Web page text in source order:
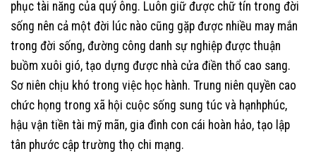
phục tài năng của quý ông. Luôn giữ được chữ tín trong đời
sống nên cả một đời lúc nào cũng gặp được nhiều may mắn
trong đời sống, đường công danh sự nghiệp được thuận
buồm xuôi gió, tạo dựng được nhà cửa điền thổ cao sang.
Sơ niên chịu khó trong việc học hành. Trung niên quyền cao
chức họng trong xã hội cuộc sống sung túc và hạnhphúc,
hậu vận tiền tài mỹ mãn, gia đình con cái hoàn hảo, tạo lập
tân phước cập trường thọ chi mạng.